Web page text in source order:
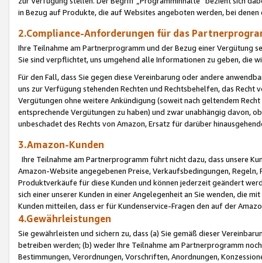
in Bezug auf Produkte, die auf Websites angeboten werden, bei
2.Compliance-Anforderungen für das
Ihre Teilnahme am Partnerprogramm und der Bezug einer Vergütung
Sie sind verpflichtet, uns umgehend alle Informationen zu geben, die
Für den Fall, dass Sie gegen diese Vereinbarung oder andere
uns zur Verfügung stehenden Rechten und Rechtsbehelfen, das
Vergütungen ohne weitere Ankündigung (soweit nach geltendem
entsprechende Vergütungen zu haben) und zwar unabhängig davon,
unbeschadet des Rechts von Amazon, Ersatz für darüber
3.Amazon-Kunden
Ihre Teilnahme am Partnerprogramm führt nicht dazu, dass unsere
Amazon-Website angegebenen Preise, Verkaufsbedingungen,
Produktverkäufe für diese Kunden und können jederzeit geändert
sich einer unserer Kunden in einer Angelegenheit an Sie wenden, die
Kunden mitteilen, dass er für Kundenservice-Fragen den auf der
4.Gewährleistungen
Sie gewährleisten und sichern zu, dass (a) Sie gemäß dieser
betreiben werden; (b) weder Ihre Teilnahme am Partnerprogramm
Bestimmungen, Verordnungen, Vorschriften, Anordnungen,